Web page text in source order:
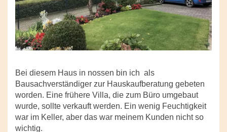
Bei diesem Haus in nossen bin ich als
Bausachverständiger zur Hauskaufberatung gebeten
worden. Eine frühere Villa, die zum Büro umgebaut
wurde, sollte verkauft werden. Ein wenig Feuchtigkeit
war im Keller, aber das war meinem Kunden nicht so
wichtig.